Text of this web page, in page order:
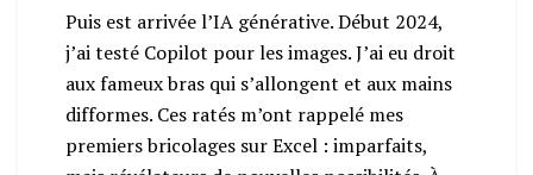
Puis est arrivée l’IA générative. Début 2024,
j’ai testé Copilot pour les images. J’ai eu droit
aux fameux bras qui s’allongent et aux mains
difformes. Ces ratés m’ont rappelé mes
premiers bricolages sur Excel : imparfaits,